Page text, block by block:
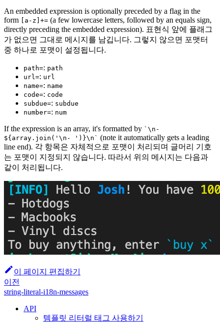
An embedded expression is optionally preceded by a flag in the
form
[a-z]+= (a few lowercase letters, followed by an equals sign,
directly preceding the embedded expression). 표현식 앞에 플래그
가 없으면 그대로 메시지를 남깁니다. 그렇지 않으면 포맷터
중 하나로 포맷이 설정됩니다.
path=: path
url=: url
name=: name
code=: code
subdue=: subdue
number=: num
If the expression is an array, it's formatted by `\n-
${array.join('\n- ')}\n` (note it automatically gets a leading
line end). 각 항목은 자체적으로 포맷이 처리되며 글머리 기호
는 포맷이 지정되지 않습니다. 따라서 위의 메시지는 다음과
같이 처리됩니다.
이 페이지 편집하기
이전
string-literal-i18n-messages
API
템플릿 리터럴 태그 사용하기